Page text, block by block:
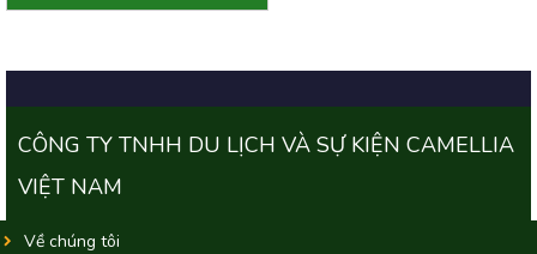
CÔNG TY TNHH DU LỊCH VÀ SỰ KIỆN CAMELLIA
VIỆT NAM
Về chúng tôi